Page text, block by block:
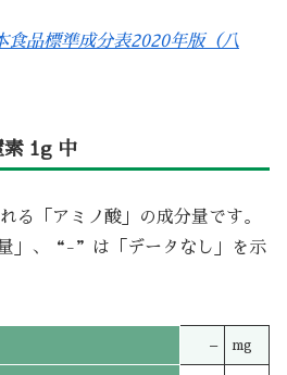
品標準成分表2020年版（八
素 1g 中
る「アミノ酸」の成分量です。
」、“-”は「データなし」を示
– mg